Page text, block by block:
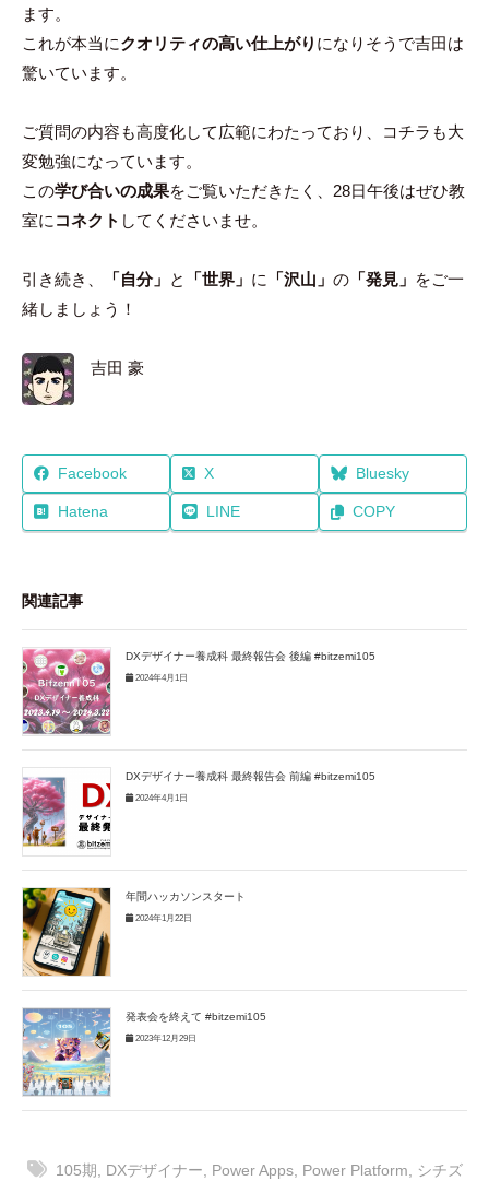
ます。
これが本当にクオリティの高い仕上がり になりそうで吉田は
驚いています。
ご質問の内容も高度化して広範にわたっており、コチラも大
変勉強になっています。
この学び合いの成果をご覧いただきたく、28日午後はぜひ教
室に コネクト してくださいませ。
引き続き、 「自分」 と 「世界」 に 「沢山」 の 「発見」 をご一
緒しましょう！
吉田 豪
Facebook X Bluesky
Hatena LINE COPY
関連記事
DXデザイナー養成科 最終報告会 後編 #bitzemi105
2024年4月1日
DXデザイナー養成科 最終報告会 前編 #bitzemi105
2024年4月1日
年間ハッカソンスタート
2024年1月22日
発表会を終えて #bitzemi105
2023年12月29日
105期 , DXデザイナー, Power Apps, Power Platform, シチズ